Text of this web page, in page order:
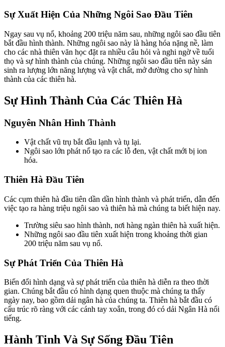
Sự Xuất Hiện Của Những Ngôi Sao Đầu Tiên
Ngay sau vụ nổ, khoảng 200 triệu năm sau, những ngôi sao đầu tiên
bắt đầu hình thành. Những ngôi sao này là hàng hóa nặng nề, làm
cho các nhà thiên văn học đặt ra nhiều câu hỏi và nghi ngờ về tuổi
thọ và sự hình thành của chúng. Những ngôi sao đầu tiên này sản
sinh ra lượng lớn năng lượng và vật chất, mở đường cho sự hình
thành của các thiên hà.
Sự Hình Thành Của Các Thiên Hà
Nguyên Nhân Hình Thành
Vật chất vũ trụ bắt đầu lạnh và tụ lại.
Ngôi sao lớn phát nổ tạo ra các lỗ đen, vật chất mới bị ion
hóa.
Thiên Hà Đầu Tiên
Các cụm thiên hà đầu tiên dần dần hình thành và phát triển, dẫn đến
việc tạo ra hàng triệu ngôi sao và thiên hà mà chúng ta biết hiện nay.
Trường siêu sao hình thành, nơi hàng ngàn thiên hà xuất hiện.
Những ngôi sao đầu tiên xuất hiện trong khoảng thời gian
200 triệu năm sau vụ nổ.
Sự Phát Triển Của Thiên Hà
Biến đổi hình dạng và sự phát triển của thiên hà diễn ra theo thời
gian. Chúng bắt đầu có hình dạng quen thuộc mà chúng ta thấy
ngày nay, bao gồm dải ngân hà của chúng ta. Thiên hà bắt đầu có
cấu trúc rõ ràng với các cánh tay xoắn, trong đó có dải Ngân Hà nổi
tiếng.
Hành Tinh Và Sự Sống Đầu Tiên